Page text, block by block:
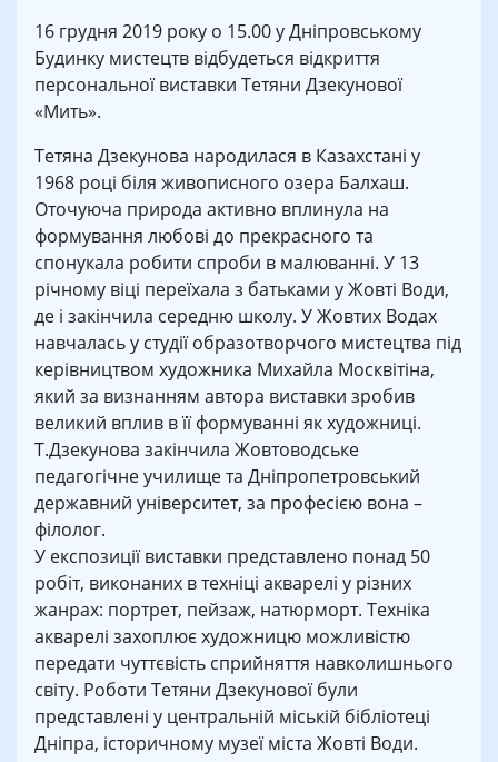
16 грудня 2019 року о 15.00 у Дніпровському
Будинку мистецтв відбудеться відкриття
персональної виставки Тетяни Дзекунової
«Мить».
Тетяна Дзекунова народилася в Казахстані у
1968 році біля живописного озера Балхаш.
Оточуюча природа активно вплинула на
формування любові до прекрасного та
спонукала робити спроби в малюванні. У 13
річному віці переїхала з батьками у Жовті Води,
де і закінчила середню школу. У Жовтих Водах
навчалась у студії образотворчого мистецтва під
керівництвом художника Михайла Москвітіна,
який за визнанням автора виставки зробив
великий вплив в її формуванні як художниці.
Т.Дзекунова закінчила Жовтоводське
педагогічне училище та Дніпропетровський
державний університет, за професією вона –
філолог.
У експозиції виставки представлено понад 50
робіт, виконаних в техніці акварелі у різних
жанрах: портрет, пейзаж, натюрморт. Техніка
акварелі захоплює художницю можливістю
передати чуттєвість сприйняття навколишнього
світу. Роботи Тетяни Дзекунової були
представлені у центральній міській бібліотеці
Дніпра, історичному музеї міста Жовті Води.